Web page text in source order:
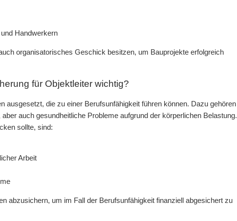
Handwerkern
organisatorisches Geschick besitzen, um Bauprojekte erfolgreich
für Objektleiter wichtig?
ausgesetzt, die zu einer Berufsunfähigkeit führen können. Dazu gehören
auch gesundheitliche Probleme aufgrund der körperlichen Belastung.
sollte, sind:
Arbeit
abzusichern, um im Fall der Berufsunfähigkeit finanziell abgesichert zu